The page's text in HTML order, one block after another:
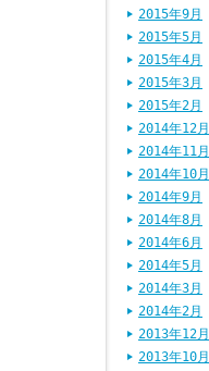
2015年9月
2015年5月
2015年4月
2015年3月
2015年2月
2014年12月
2014年11月
2014年10月
2014年9月
2014年8月
2014年6月
2014年5月
2014年3月
2014年2月
2013年12月
2013年10月